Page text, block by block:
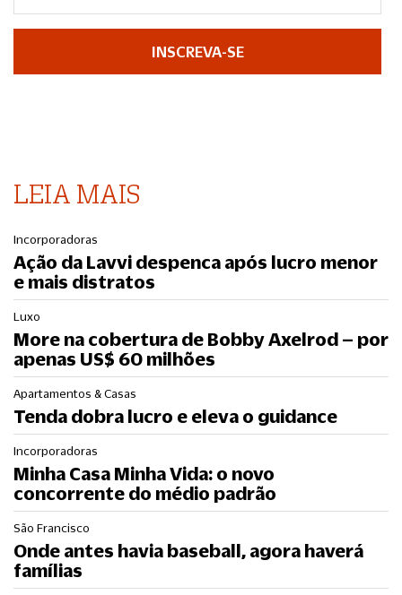
INSCREVA-SE
LEIA MAIS
Incorporadoras
Ação da Lavvi despenca após lucro menor
e mais distratos
Luxo
More na cobertura de Bobby Axelrod – por
apenas US$ 60 milhões
Apartamentos & Casas
Tenda dobra lucro e eleva o guidance
Incorporadoras
Minha Casa Minha Vida: o novo
concorrente do médio padrão
São Francisco
Onde antes havia baseball, agora haverá
famílias